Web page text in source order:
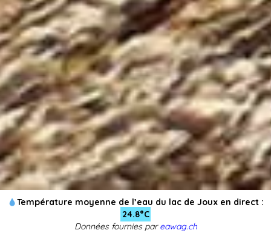
Température moyenne de l’eau du lac de Joux en direct :
24.8°C
Données fournies pareawag.ch